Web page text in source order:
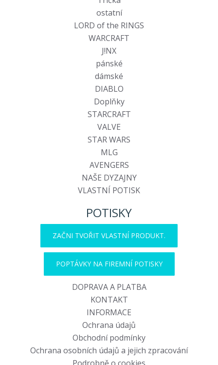
ostatní
LORD of the RINGS
WARCRAFT
J!NX
pánské
dámské
DIABLO
Doplňky
STARCRAFT
VALVE
STAR WARS
MLG
AVENGERS
NAŠE DYZAJNY
VLASTNÍ POTISK
POTISKY
ZAČNI TVOŘIT VLASTNÍ PRODUKT.
POPTÁVKY NA FIREMNÍ POTISKY
DOPRAVA A PLATBA
KONTAKT
INFORMACE
Ochrana údajů
Obchodní podmínky
Ochrana osobních údajů a jejich zpracování